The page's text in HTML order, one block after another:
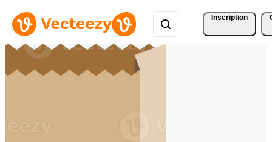
Inscription